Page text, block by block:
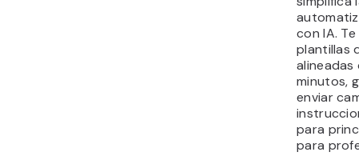
con IA.
plantillas
minutos,
enviar
para
para